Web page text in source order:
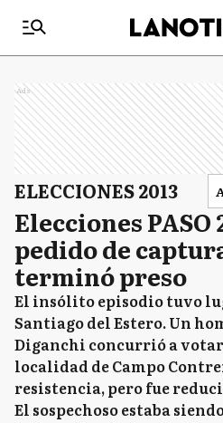
Ads
ELECCIONES 2013
Elecciones PASO
pedido de
terminó preso
El insólito episodio tuvo
Santiago del Estero. Un
Diganchi concurrió a votar
localidad de Campo
resistencia, pero fue
El sospechoso estaba